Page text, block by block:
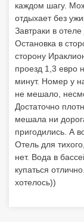
каждом шагу.
отдыхает без
Завтраки в
Остановка в
сторону
проезд 1,3 евро
минут. Номер у
не мешало,
Достаточно
мешала ни
пригодились. А
Отель для
нет. Вода в
купаться
хотелось))